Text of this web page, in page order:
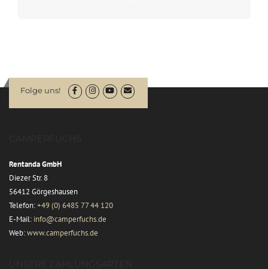
Folge uns!
Rentanda GmbH
Diezer Str. 8
56412 Görgeshausen
Telefon:+49 (0) 6485 77 44 120
E-Mail: info@camperfuchs.de
Web:www.camperfuchs.de